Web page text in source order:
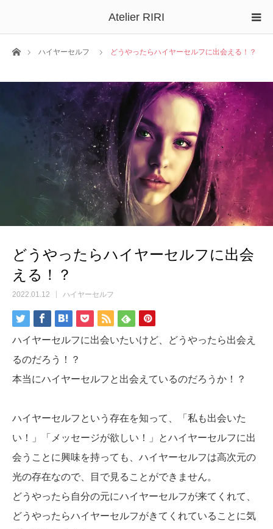
Atelier RIRI
ホームハイヤーセルフ どうやったらハイヤーセルフに出会える！？
どうやったらハイヤーセルフに出会
える！？
2022.01.12 ハイヤーセルフ
ハイヤーセルフに出会いたいけど、どうやったら出会え
るのだろう！？
本当にハイヤーセルフと出会えているのだろうか！？
ハイヤーセルフという存在を知って、「私も出会いた
い！」「メッセージが欲しい！」とハイヤーセルフに出
会うことに興味を持っても、ハイヤーセルフは高次元の
光の存在なので、目で見ることができません。
どうやったら自分の元にハイヤーセルフが来てくれて、
どうやったらハイヤーセルフがきてくれていることに気